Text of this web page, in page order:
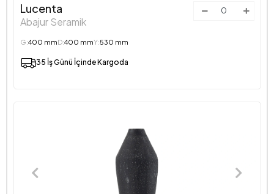
Lucenta
Abajur Seramik
G:400 mmD:400 mmY:530 mm
35 İş Günü İçinde Kargoda